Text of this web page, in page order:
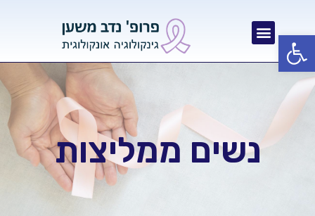
פתח סרגל נגישות
נשים ממליצות